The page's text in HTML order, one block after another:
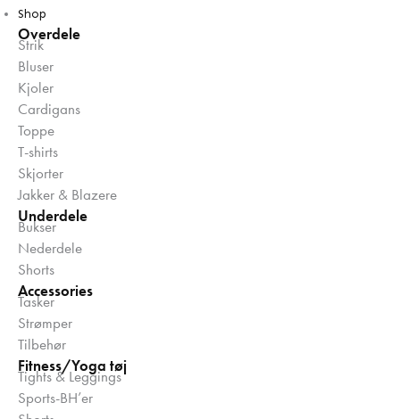
Shop
Overdele
Strik
Bluser
Kjoler
Cardigans
Toppe
T-shirts
Skjorter
Jakker & Blazere
Underdele
Bukser
Nederdele
Shorts
Accessories
Tasker
Strømper
Tilbehør
Fitness/Yoga tøj
Tights & Leggings
Sports-BH’er